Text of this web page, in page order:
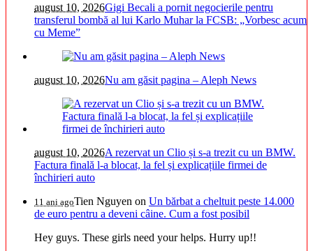
august 10, 2026Gigi Becali a pornit negocierile pentru
transferul bombă al lui Karlo Muhar la FCSB: „Vorbesc acum
cu Meme”
august 10, 2026Nu am găsit pagina – Aleph News
august 10, 2026A rezervat un Clio și s-a trezit cu un BMW.
Factura finală l-a blocat, la fel și explicațiile firmei de
închirieri auto
11 ani agoTien Nguyen on Un bărbat a cheltuit peste 14.000
de euro pentru a deveni câine. Cum a fost posibil
Hey guys. These girls need your helps. Hurry up!!